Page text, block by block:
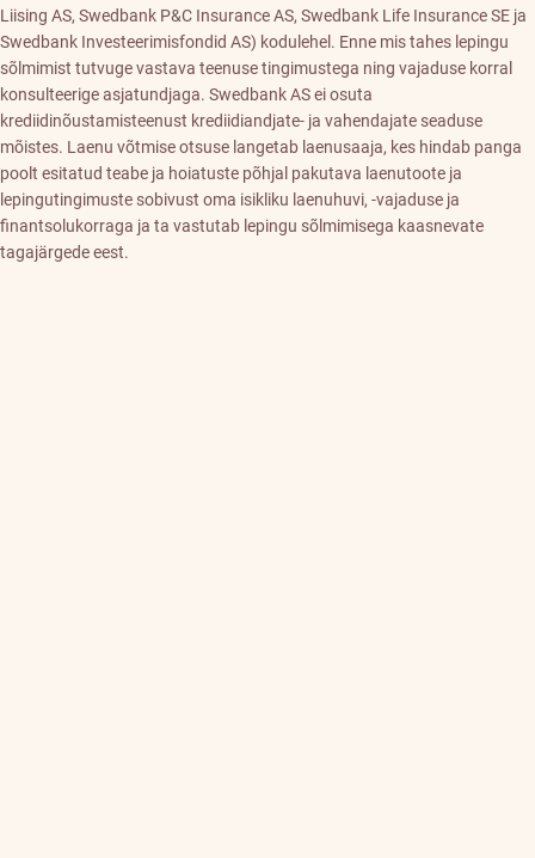
Liising AS, Swedbank P&C Insurance AS, Swedbank Life Insurance SE ja
Swedbank Investeerimisfondid AS) kodulehel. Enne mis tahes lepingu
sõlmimist tutvuge vastava teenuse tingimustega ning vajaduse korral
konsulteerige asjatundjaga. Swedbank AS ei osuta
krediidinõustamisteenust krediidiandjate- ja vahendajate seaduse
mõistes. Laenu võtmise otsuse langetab laenusaaja, kes hindab panga
poolt esitatud teabe ja hoiatuste põhjal pakutava laenutoote ja
lepingutingimuste sobivust oma isikliku laenuhuvi, -vajaduse ja
finantsolukorraga ja ta vastutab lepingu sõlmimisega kaasnevate
tagajärgede eest.